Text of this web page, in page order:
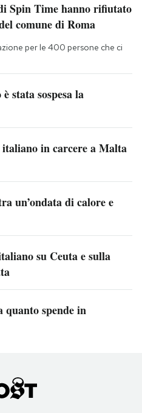
Spin Time hanno rifiutato
comune di Roma
per le 400 persone che ci
stata sospesa la
in carcere a Malta
un’ondata di calore e
su Ceuta e sulla
quanto spende in